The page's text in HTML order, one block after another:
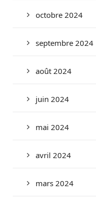
octobre 2024
septembre 2024
août 2024
juin 2024
mai 2024
avril 2024
mars 2024